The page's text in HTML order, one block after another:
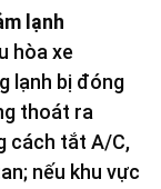
lạnh
hòa xe
lạnh bị đóng
thoát ra
cách tắt A/C,
nếu khu vực